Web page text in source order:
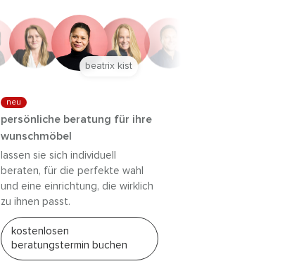
neu
persönliche beratung für ihre
wunschmöbel
lassen sie sich individuell
beraten, für die perfekte wahl
und eine einrichtung, die wirklich
zu ihnen passt.
kostenlosen
beratungstermin buchen
anna trautz